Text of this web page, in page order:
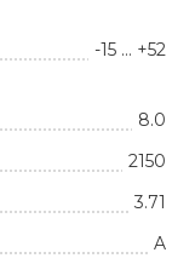
-15 … +52
8.0
2150
3.71
A